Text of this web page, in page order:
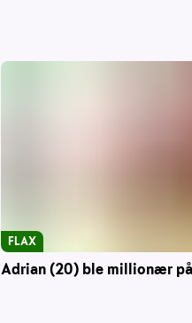
Adrian (20) ble millionær
FLAX